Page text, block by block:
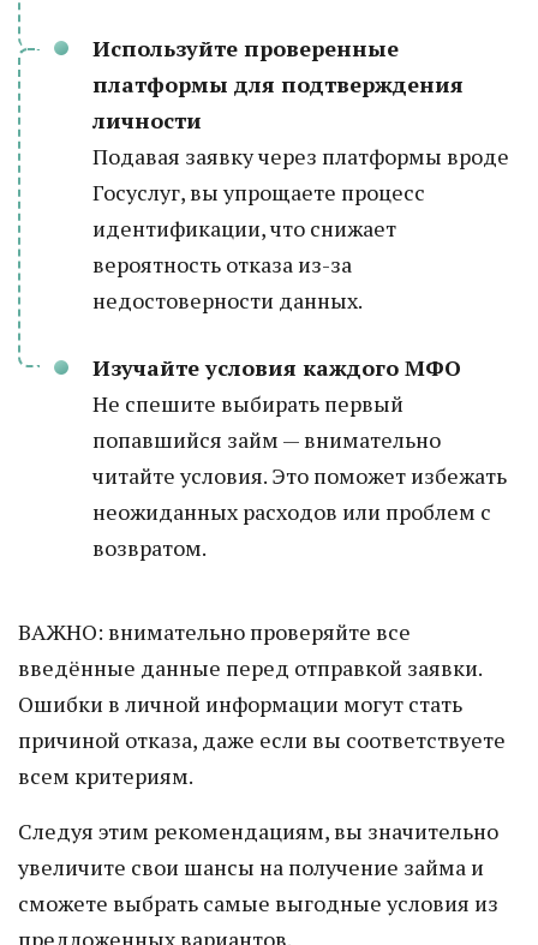
Используйте проверенные
платформы для подтверждения
личности
Подавая заявку через платформы вроде
Госуслуг, вы упрощаете процесс
идентификации, что снижает
вероятность отказа из-за
недостоверности данных.
Изучайте условия каждого МФО
Не спешите выбирать первый
попавшийся займ — внимательно
читайте условия. Это поможет избежать
неожиданных расходов или проблем с
возвратом.
ВАЖНО: внимательно проверяйте все
введённые данные перед отправкой заявки.
Ошибки в личной информации могут стать
причиной отказа, даже если вы соответствуете
всем критериям.
Следуя этим рекомендациям, вы значительно
увеличите свои шансы на получение займа и
сможете выбрать самые выгодные условия из
предложенных вариантов.